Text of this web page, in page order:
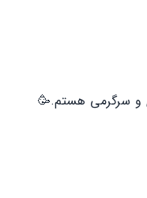
و سرگرمی هستم.🥳